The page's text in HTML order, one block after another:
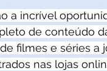
a incrível
de conteúdo
filmes e séries a
nas lojas